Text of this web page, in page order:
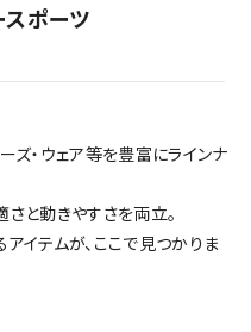
スポーツ
ズ・ウェア等を豊富にラインナ
さと動きやすさを両立。
イテムが、ここで見つかりま